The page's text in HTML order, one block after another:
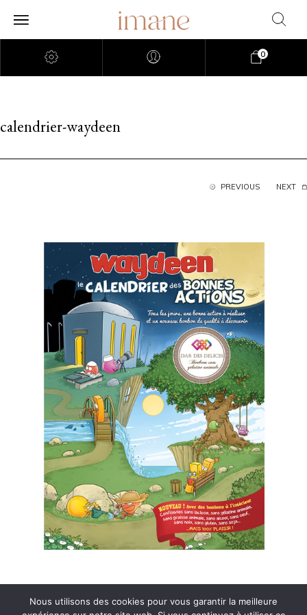
0
calendrier-waydeen
PREVIOUS NEXT
Nous utilisons des cookies pour vous garantir la meilleure